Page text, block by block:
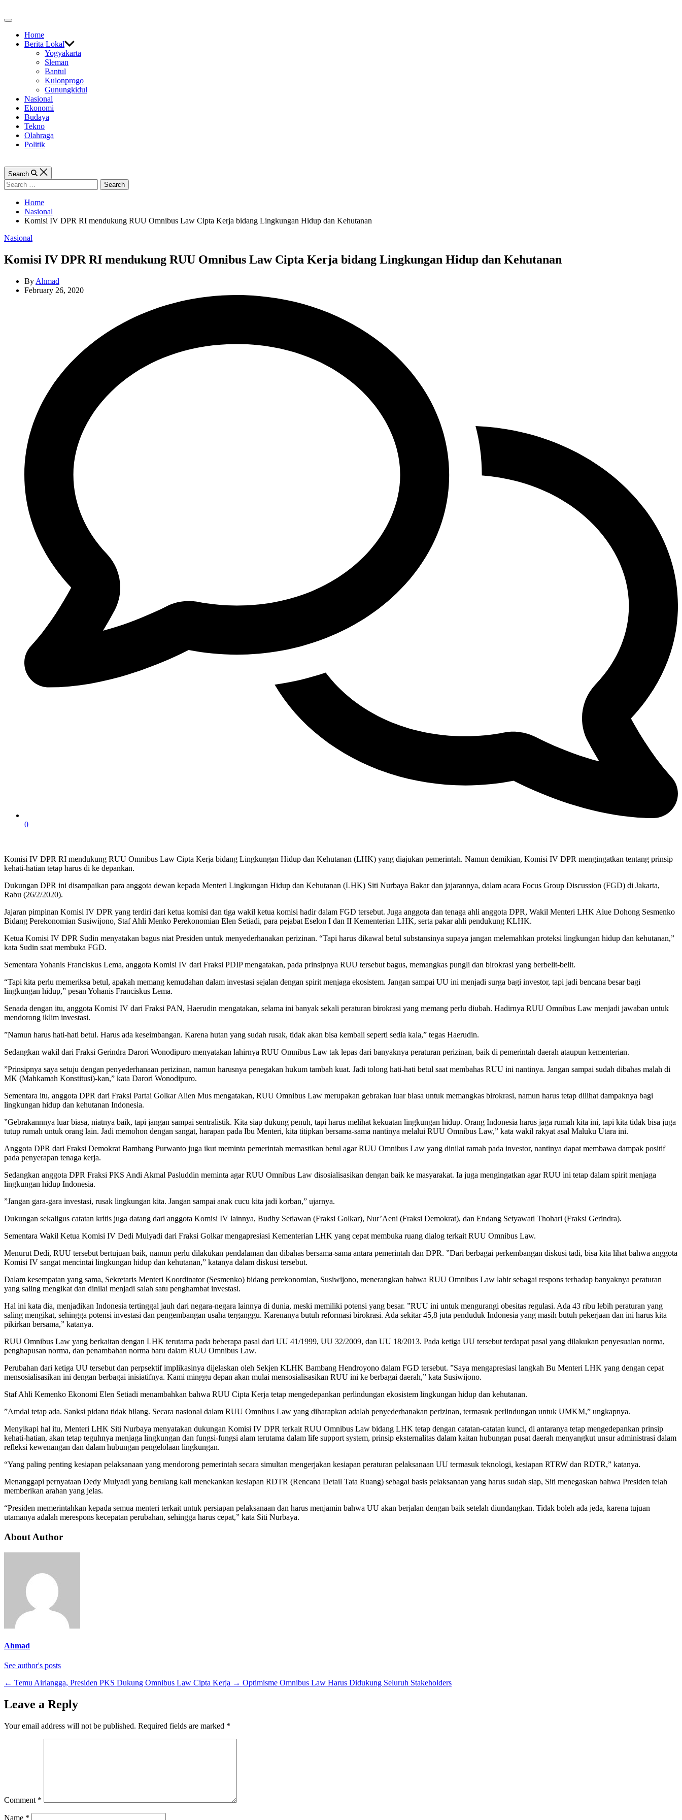
to
Off
CanvasHome
Berita Lokal
Yogyakarta
Sleman
Bantul
Kulonprogo
Gunungkidul
Nasional
Ekonomi
Budaya
Tekno
Olahraga
Politik
Search
Search
for:
Home
Nasional
Komisi IV DPR RI mendukung RUU Omnibus Law Cipta Kerja bidang Lingkungan Hidup dan Kehutanan
Categories
Nasional
Komisi IV DPR RI mendukung RUU Omnibus Law Cipta Kerja bidang Lingkungan Hidup dan Kehutanan
By Ahmad
February 26, 2020
0
Komisi IV DPR RI mendukung RUU Omnibus Law Cipta Kerja bidang Lingkungan Hidup dan Kehutanan (LHK) yang diajukan pemerintah. Namun demikian, Komisi IV DPR mengingatkan tentang prinsip
kehati-hatian tetap harus di ke depankan.
Dukungan DPR ini disampaikan para anggota dewan kepada Menteri Lingkungan Hidup dan Kehutanan (LHK) Siti Nurbaya Bakar dan jajarannya, dalam acara Focus Group Discussion (FGD) di Jakarta,
Rabu (26/2/2020).
Jajaran pimpinan Komisi IV DPR yang terdiri dari ketua komisi dan tiga wakil ketua komisi hadir dalam FGD tersebut. Juga anggota dan tenaga ahli anggota DPR, Wakil Menteri LHK Alue Dohong Sesmenko
Bidang Perekonomian Susiwijono, Staf Ahli Menko Perekonomian Elen Setiadi, para pejabat Eselon I dan II Kementerian LHK, serta pakar ahli pendukung KLHK.
Ketua Komisi IV DPR Sudin menyatakan bagus niat Presiden untuk menyederhanakan perizinan. “Tapi harus dikawal betul substansinya supaya jangan melemahkan proteksi lingkungan hidup dan kehutanan,”
kata Sudin saat membuka FGD.
Sementara Yohanis Franciskus Lema, anggota Komisi IV dari Fraksi PDIP mengatakan, pada prinsipnya RUU tersebut bagus, memangkas pungli dan birokrasi yang berbelit-belit.
“Tapi kita perlu memeriksa betul, apakah memang kemudahan dalam investasi sejalan dengan spirit menjaga ekosistem. Jangan sampai UU ini menjadi surga bagi investor, tapi jadi bencana besar bagi
lingkungan hidup,” pesan Yohanis Franciskus Lema.
Senada dengan itu, anggota Komisi IV dari Fraksi PAN, Haerudin mengatakan, selama ini banyak sekali peraturan birokrasi yang memang perlu diubah. Hadirnya RUU Omnibus Law menjadi jawaban untuk
mendorong iklim investasi.
”Namun harus hati-hati betul. Harus ada keseimbangan. Karena hutan yang sudah rusak, tidak akan bisa kembali seperti sedia kala,” tegas Haerudin.
Sedangkan wakil dari Fraksi Gerindra Darori Wonodipuro menyatakan lahirnya RUU Omnibus Law tak lepas dari banyaknya peraturan perizinan, baik di pemerintah daerah ataupun kementerian.
”Prinsipnya saya setuju dengan penyederhanaan perizinan, namun harusnya penegakan hukum tambah kuat. Jadi tolong hati-hati betul saat membahas RUU ini nantinya. Jangan sampai sudah dibahas malah di
MK (Mahkamah Konstitusi)-kan,” kata Darori Wonodipuro.
Sementara itu, anggota DPR dari Fraksi Partai Golkar Alien Mus mengatakan, RUU Omnibus Law merupakan gebrakan luar biasa untuk memangkas birokrasi, namun harus tetap dilihat dampaknya bagi
lingkungan hidup dan kehutanan Indonesia.
”Gebrakannnya luar biasa, niatnya baik, tapi jangan sampai sentralistik. Kita siap dukung penuh, tapi harus melihat kekuatan lingkungan hidup. Orang Indonesia harus jaga rumah kita ini, tapi kita tidak bisa juga
tutup rumah untuk orang lain. Jadi memohon dengan sangat, harapan pada Ibu Menteri, kita titipkan bersama-sama nantinya melalui RUU Omnibus Law,” kata wakil rakyat asal Maluku Utara ini.
Anggota DPR dari Fraksi Demokrat Bambang Purwanto juga ikut meminta pemerintah memastikan betul agar RUU Omnibus Law yang dinilai ramah pada investor, nantinya dapat membawa dampak positif
pada penyerapan tenaga kerja.
Sedangkan anggota DPR Fraksi PKS Andi Akmal Pasluddin meminta agar RUU Omnibus Law disosialisasikan dengan baik ke masyarakat. Ia juga mengingatkan agar RUU ini tetap dalam spirit menjaga
lingkungan hidup Indonesia.
”Jangan gara-gara investasi, rusak lingkungan kita. Jangan sampai anak cucu kita jadi korban,” ujarnya.
Dukungan sekaligus catatan kritis juga datang dari anggota Komisi IV lainnya, Budhy Setiawan (Fraksi Golkar), Nur’Aeni (Fraksi Demokrat), dan Endang Setyawati Thohari (Fraksi Gerindra).
Sementara Wakil Ketua Komisi IV Dedi Mulyadi dari Fraksi Golkar mengapresiasi Kementerian LHK yang cepat membuka ruang dialog terkait RUU Omnibus Law.
Menurut Dedi, RUU tersebut bertujuan baik, namun perlu dilakukan pendalaman dan dibahas bersama-sama antara pemerintah dan DPR. ”Dari berbagai perkembangan diskusi tadi, bisa kita lihat bahwa anggota
Komisi IV sangat mencintai lingkungan hidup dan kehutanan,” katanya dalam diskusi tersebut.
Dalam kesempatan yang sama, Sekretaris Menteri Koordinator (Sesmenko) bidang perekonomian, Susiwijono, menerangkan bahwa RUU Omnibus Law lahir sebagai respons terhadap banyaknya peraturan
yang saling mengikat dan dinilai menjadi salah satu penghambat investasi.
Hal ini kata dia, menjadikan Indonesia tertinggal jauh dari negara-negara lainnya di dunia, meski memiliki potensi yang besar. ”RUU ini untuk mengurangi obesitas regulasi. Ada 43 ribu lebih peraturan yang
saling mengikat, sehingga potensi investasi dan pengembangan usaha terganggu. Karenanya butuh reformasi birokrasi. Ada sekitar 45,8 juta penduduk Indonesia yang masih butuh pekerjaan dan ini harus kita
pikirkan bersama,” katanya.
RUU Omnibus Law yang berkaitan dengan LHK terutama pada beberapa pasal dari UU 41/1999, UU 32/2009, dan UU 18/2013. Pada ketiga UU tersebut terdapat pasal yang dilakukan penyesuaian norma,
penghapusan norma, dan penambahan norma baru dalam RUU Omnibus Law.
Perubahan dari ketiga UU tersebut dan perpsektif implikasinya dijelaskan oleh Sekjen KLHK Bambang Hendroyono dalam FGD tersebut. ”Saya mengapresiasi langkah Bu Menteri LHK yang dengan cepat
mensosialisasikan ini dengan berbagai inisiatifnya. Kami minggu depan akan mulai mensosialisasikan RUU ini ke berbagai daerah,” kata Susiwijono.
Staf Ahli Kemenko Ekonomi Elen Setiadi menambahkan bahwa RUU Cipta Kerja tetap mengedepankan perlindungan ekosistem lingkungan hidup dan kehutanan.
”Amdal tetap ada. Sanksi pidana tidak hilang. Secara nasional dalam RUU Omnibus Law yang diharapkan adalah penyederhanakan perizinan, termasuk perlindungan untuk UMKM,” ungkapnya.
Menyikapi hal itu, Menteri LHK Siti Nurbaya menyatakan dukungan Komisi IV DPR terkait RUU Omnibus Law bidang LHK tetap dengan catatan-catatan kunci, di antaranya tetap mengedepankan prinsip
kehati-hatian, akan tetap teguhnya menjaga lingkungan dan fungsi-fungsi alam terutama dalam life support system, prinsip eksternalitas dalam kaitan hubungan pusat daerah menyangkut unsur administrasi dalam
refleksi kewenangan dan dalam hubungan pengelolaan lingkungan.
“Yang paling penting kesiapan pelaksanaan yang mendorong pemerintah secara simultan mengerjakan kesiapan peraturan pelaksanaan UU termasuk teknologi, kesiapan RTRW dan RDTR,” katanya.
Menanggapi pernyataan Dedy Mulyadi yang berulang kali menekankan kesiapan RDTR (Rencana Detail Tata Ruang) sebagai basis pelaksanaan yang harus sudah siap, Siti menegaskan bahwa Presiden telah
memberikan arahan yang jelas.
“Presiden memerintahkan kepada semua menteri terkait untuk persiapan pelaksanaan dan harus menjamin bahwa UU akan berjalan dengan baik setelah diundangkan. Tidak boleh ada jeda, karena tujuan
utamanya adalah merespons kecepatan perubahan, sehingga harus cepat,” kata Siti Nurbaya.
About Author
Ahmad
See author's posts
← Temu Airlangga, Presiden PKS Dukung Omnibus Law Cipta Kerja → Optimisme Omnibus Law Harus Didukung Seluruh Stakeholders
Leave a Reply
Your email address will not be published. Required fields are marked *
Comment *
Name *